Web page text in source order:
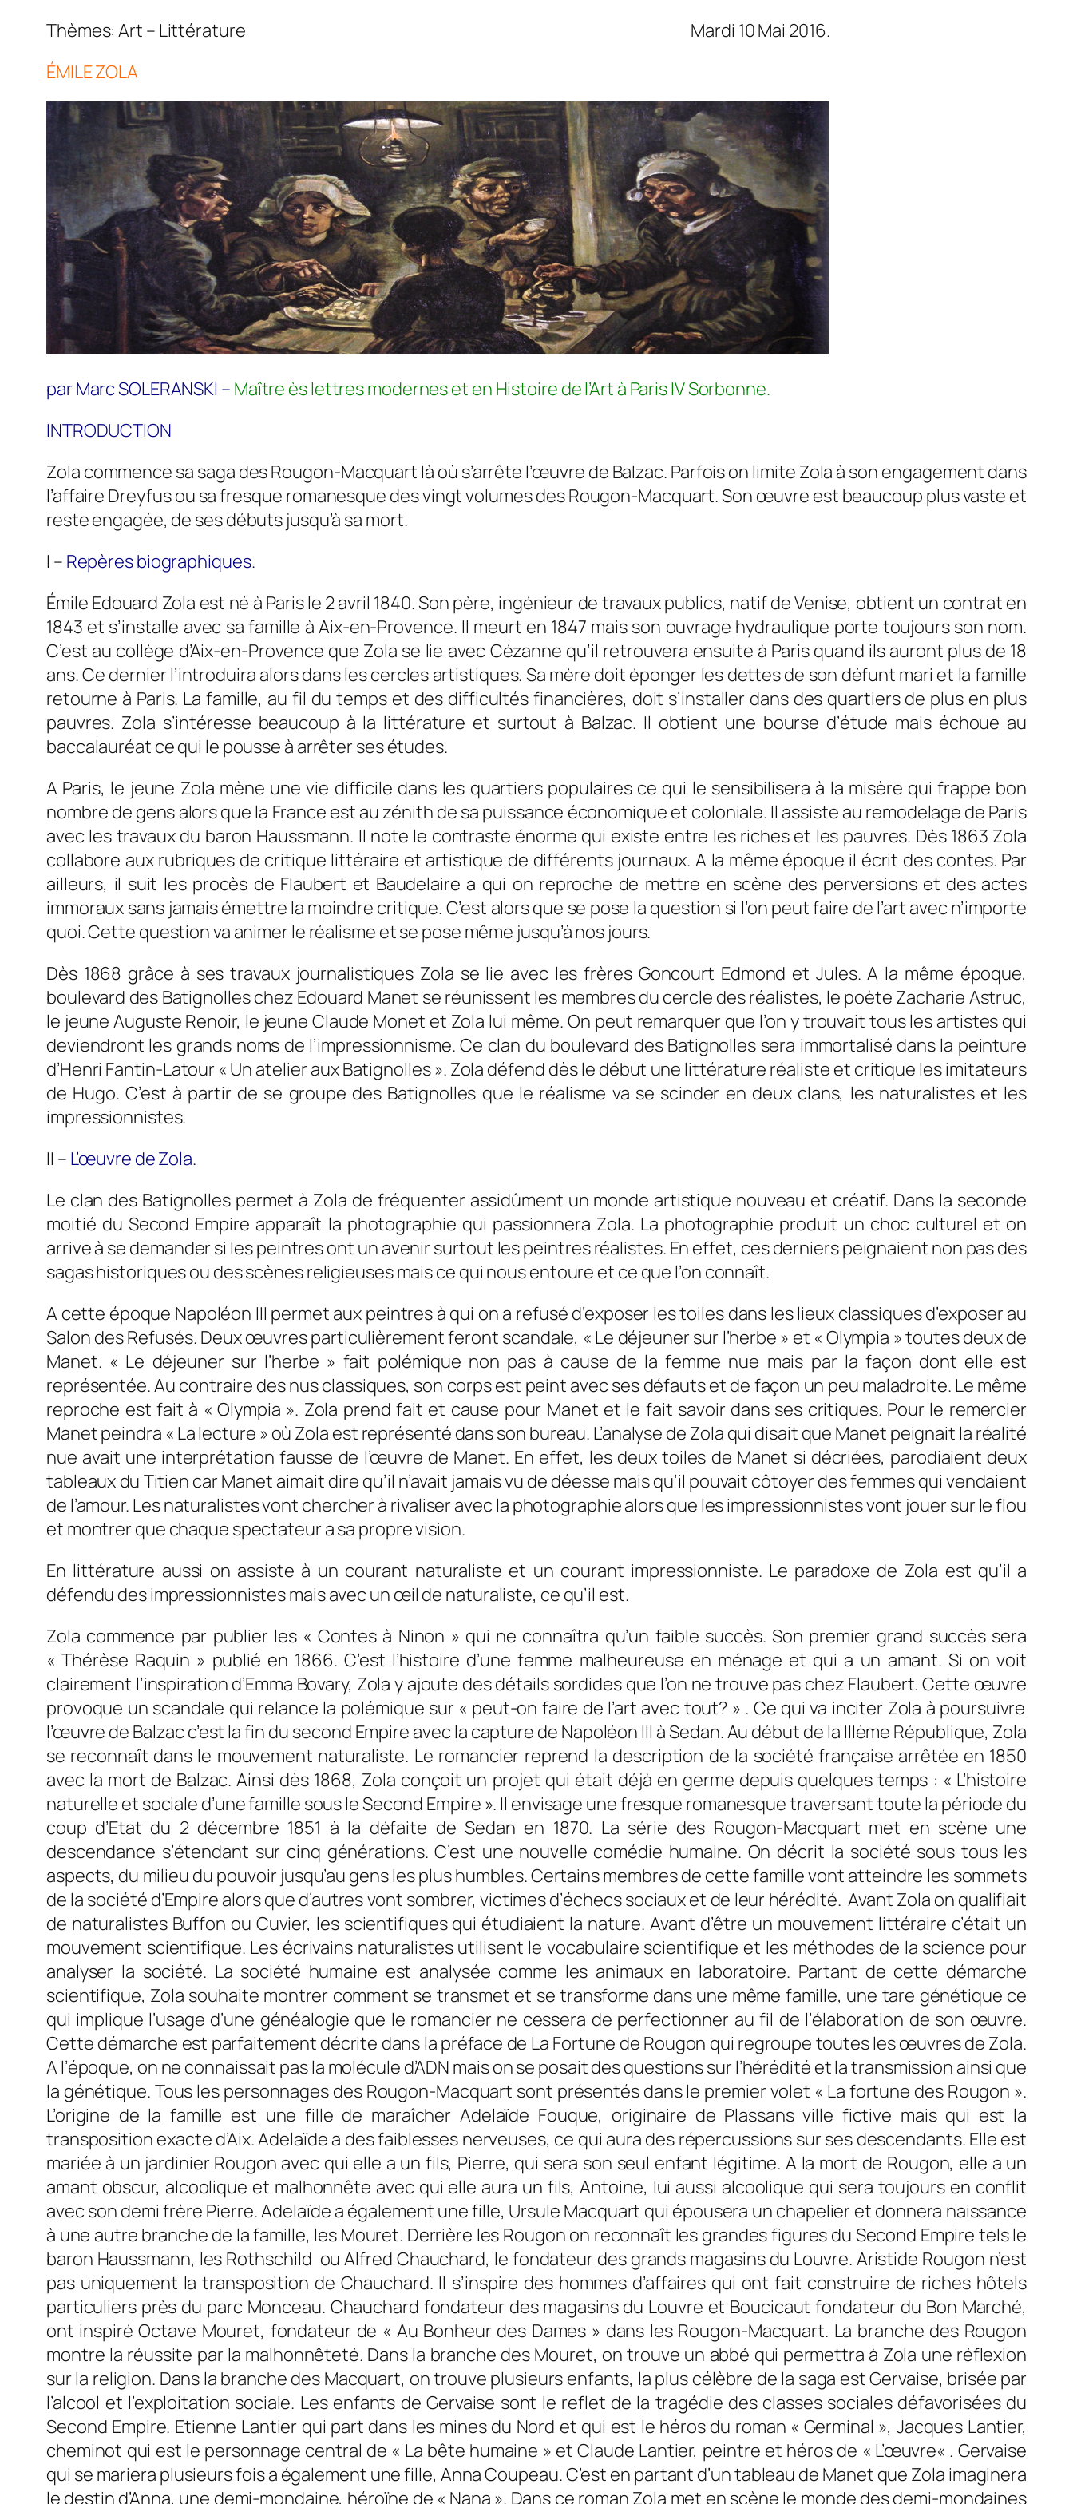
Thèmes: Art – Littérature Mardi 10 Mai 2016.
ÉMILE ZOLA
par Marc SOLERANSKI – Maître ès lettres modernes et en Histoire de l’Art à Paris IV Sorbonne.
INTRODUCTION
Zola commence sa saga des Rougon-Macquart là où s’arrête l’œuvre de Balzac. Parfois on limite Zola à son engagement dans
l’affaire Dreyfus ou sa fresque romanesque des vingt volumes des Rougon-Macquart. Son œuvre est beaucoup plus vaste et
reste engagée, de ses débuts jusqu’à sa mort.
I – Repères biographiques.
Émile Edouard Zola est né à Paris le 2 avril 1840. Son père, ingénieur de travaux publics, natif de Venise, obtient un contrat en
1843 et s’installe avec sa famille à Aix-en-Provence. Il meurt en 1847 mais son ouvrage hydraulique porte toujours son nom.
C’est au collège d’Aix-en-Provence que Zola se lie avec Cézanne qu’il retrouvera ensuite à Paris quand ils auront plus de 18
ans.Ce dernier l’introduira alorsdans les cercles artistiques. Sa mère doit éponger les dettes de son défunt mari et la famille
retourne à Paris. La famille, au fil du temps et des difficultés financières, doit s’installer dans des quartiers de plus en plus
pauvres. Zola s’intéresse beaucoup à la littérature et surtout à Balzac. Il obtient une bourse d’étude mais échoue au
baccalauréat ce qui le pousse à arrêter ses études.
A Paris, le jeune Zola mène une vie difficile dans les quartiers populaires ce qui le sensibilisera à la misère qui frappe bon
nombre de gens alors que la France est au zénith de sa puissance économique et coloniale. Il assiste au remodelage de Paris
avec les travaux du baron Haussmann. Il note le contraste énorme qui existe entre les riches et les pauvres. Dès 1863 Zola
collabore aux rubriques de critique littéraire et artistique de différents journaux. A la même époque il écrit des contes. Par
ailleurs, il suit les procès de Flaubert et Baudelaire a qui on reproche de mettre en scène des perversions et des actes
immoraux sans jamais émettre la moindre critique. C’est alors que se pose la question si l’on peut faire de l’art avec n’importe
quoi. Cette question va animer le réalisme et se pose même jusqu’à nos jours.
Dès 1868 grâce à ses travaux journalistiques Zola se lie avec les frères Goncourt Edmond et Jules. A la même époque,
boulevard des Batignolles chez Edouard Manet se réunissent les membres du cercle des réalistes, le poète Zacharie Astruc,
le jeune Auguste Renoir, le jeune Claude Monet et Zola lui même. On peut remarquer que l’on y trouvait tous les artistes qui
deviendront les grands noms de l’impressionnisme. Ce clan du boulevard des Batignolles sera immortalisé dans la peinture
d’Henri Fantin-Latour « Un atelier aux Batignolles ». Zola défend dès le début une littérature réaliste et critique les imitateurs
de Hugo. C’est à partir de se groupe des Batignolles que le réalisme va se scinder en deux clans, les naturalistes et les
impressionnistes.
II – L’œuvre de Zola.
Le clan des Batignolles permet à Zola de fréquenter assidûment un monde artistique nouveau et créatif. Dans la seconde
moitié du Second Empire apparaît la photographie qui passionnera Zola. La photographie produit un choc culturel et on
arrive à se demander si les peintres ont un avenir surtout les peintres réalistes. En effet, ces derniers peignaient non pas des
sagas historiques ou des scènes religieuses mais ce qui nous entoure et ce que l’on connaît.
A cette époque Napoléon III permet aux peintres à qui on a refusé d’exposer les toiles dans les lieux classiques d’exposer au
Salon des Refusés. Deuxœuvresparticulièrement feront scandale, « Le déjeuner sur l’herbe » et « Olympia » toutes deux de
Manet. « Le déjeuner sur l’herbe » fait polémique non pas à cause de la femme nue mais par la façon dont elle est
représentée. Au contraire des nus classiques, son corps est peint avec ses défauts et de façon un peu maladroite. Le même
reproche est fait à « Olympia ». Zola prend fait et cause pour Manet et le fait savoir dans ses critiques. Pour le remercier
Manet peindra « La lecture » où Zola est représenté dans son bureau. L’analyse de Zola qui disait que Manet peignait la réalité
nue avait une interprétation fausse de l’œuvre de Manet. En effet, les deux toiles de Manet si décriées, parodiaient deux
tableaux du Titien car Manet aimait dire qu’il n’avait jamais vu de déesse mais qu’il pouvait côtoyer des femmes qui vendaient
de l’amour. Les naturalistes vont chercher à rivaliser avec la photographie alors que les impressionnistes vont jouer sur le flou
et montrer que chaque spectateur a sa propre vision.
En littérature aussi on assiste à un courant naturaliste et un courant impressionniste. Le paradoxe de Zola est qu’il a
défendu des impressionnistes mais avec un œil de naturaliste, ce qu’il est.
Zola commence par publier les « Contes à Ninon » qui ne connaîtra qu’un faible succès. Son premier grand succès sera
« Thérèse Raquin » publié en 1866. C’est l’histoire d’une femme malheureuse en ménage et qui a un amant. Si on voit
clairement l’inspiration d’Emma Bovary, Zola y ajoute des détails sordides que l’on ne trouve pas chez Flaubert. Cette œuvre
provoque un scandale qui relance la polémique sur « peut-on faire de l’art avec tout? » . Ce qui va inciter Zola à poursuivre
l’œuvre de Balzac c’est la fin du second Empire avec la capture de Napoléon III à Sedan. Au début de la IIIème République, Zola
se reconnaît dans le mouvement naturaliste. Le romancier reprend la description de la société française arrêtée en 1850
avec la mort de Balzac. Ainsi dès 1868, Zola conçoit un projet qui était déjà en germe depuis quelques temps : « L’histoire
naturelle et sociale d’une famille sous le Second Empire ». Il envisage une fresque romanesque traversanttoute la période du
coup d’Etat du 2 décembre 1851 à la défaite de Sedan en 1870. La série des Rougon-Macquart met en scène une
descendance s’étendant sur cinq générations. C’est une nouvelle comédie humaine. On décrit la société sous tous les
aspects, du milieu du pouvoir jusqu’au gens les plus humbles. Certains membres de cette famille vont atteindre les sommets
de la société d’Empire alors que d’autres vont sombrer, victimes d’échecs sociaux et de leur hérédité. Avant Zola on qualifiait
de naturalistes Buffon ou Cuvier, les scientifiques qui étudiaient la nature. Avant d’être un mouvement littéraire c’était un
mouvement scientifique. Les écrivains naturalistes utilisent le vocabulaire scientifique et les méthodes de la science pour
analyser la société. La société humaine est analysée comme les animaux en laboratoire. Partant de cette démarche
scientifique, Zola souhaite montrer comment se transmet et se transforme dans une même famille, une tare génétique ce
qui implique l’usage d’une généalogie que le romancier ne cessera de perfectionner au fil de l’élaboration de son œuvre.
Cette démarche est parfaitement décrite dans la préface de La Fortune de Rougon qui regroupe toutes lesœuvresde Zola.
A l’époque, on ne connaissait pas la molécule d’ADN mais on se posait des questions sur l’hérédité et la transmission ainsi que
la génétique. Tous les personnages des Rougon-Macquart sont présentés dans le premier volet « La fortune des Rougon ».
L’origine de la famille est une fille de maraîcher Adelaïde Fouque, originaire de Plassans ville fictive mais qui est la
transposition exacte d’Aix. Adelaïde a des faiblesses nerveuses, ce qui aura des répercussions sur ses descendants. Elle est
mariée à un jardinier Rougon avec qui elle a un fils, Pierre, qui sera son seul enfant légitime. A la mort de Rougon, elle a un
amant obscur, alcoolique et malhonnête avec qui elle aura un fils, Antoine, lui aussi alcoolique qui sera toujours en conflit
avec son demi frère Pierre. Adelaïde a également une fille, Ursule Macquart qui épousera un chapelier et donnera naissance
à une autre branche de la famille, les Mouret. Derrière les Rougon on reconnaît les grandes figures du Second Empire tels le
baron Haussmann, les Rothschild ou Alfred Chauchard, le fondateur des grands magasins du Louvre. Aristide Rougon n’est
pas uniquement la transposition de Chauchard. Il s’inspire des hommes d’affaires qui ont fait construire de riches hôtels
particuliers près du parc Monceau. Chauchard fondateur des magasins du Louvre et Boucicaut fondateur du Bon Marché,
ont inspiré Octave Mouret, fondateur de « Au Bonheur des Dames » dans les Rougon-Macquart. La branche des Rougon
montre la réussite par la malhonnêteté. Dans la branche des Mouret, on trouve un abbé qui permettra à Zola une réflexion
sur la religion. Dans la branche des Macquart, on trouve plusieurs enfants, la plus célèbre de la saga est Gervaise, brisée par
l’alcool et l’exploitation sociale. Les enfants de Gervaise sont le reflet de la tragédie des classes sociales défavorisées du
Second Empire. Etienne Lantier qui part dans les mines du Nord et qui est le héros du roman « Germinal », Jacques Lantier,
cheminot qui est le personnage central de « La bête humaine » et Claude Lantier, peintre et héros de « L’œuvre« . Gervaise
qui se mariera plusieurs fois a également une fille, Anna Coupeau. C’est en partant d’un tableau de Manet que Zola imaginera
le destin d’Anna, une demi-mondaine, héroïne de « Nana ». Dans ce roman Zola met en scène le monde des demi-mondaines